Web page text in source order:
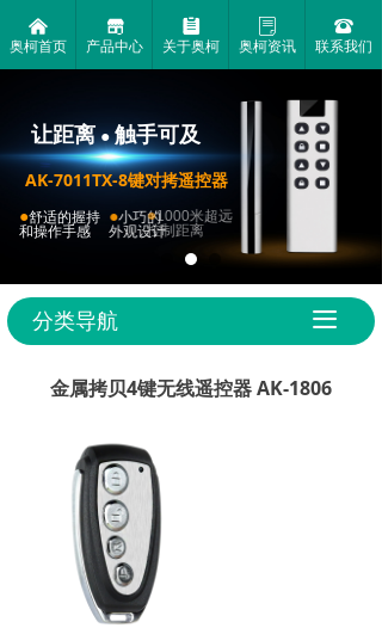
낀
奥柯首页
끵
产品中心
뀳
关于奥柯
ꂓ
奥柯资讯
뀰
联系我们
分类导航 끀
金属拷贝4键无线遥控器 AK-1806
让距离●触手可及
AK-7011TX-8键对拷遥控器
●舒适的握持
和操作手感
●小巧的
外观设计
●1000米超远
控制距离